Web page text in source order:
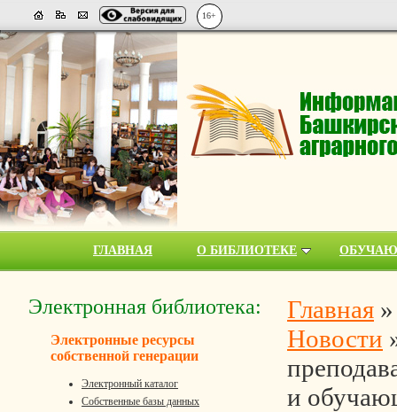
16+
ГЛАВНАЯ О БИБЛИОТЕКЕ
Электронная библиотека:
Электронные ресурсы
собственной генерации
Электронный каталог
Собственные базы данных
Главная
Новости
и